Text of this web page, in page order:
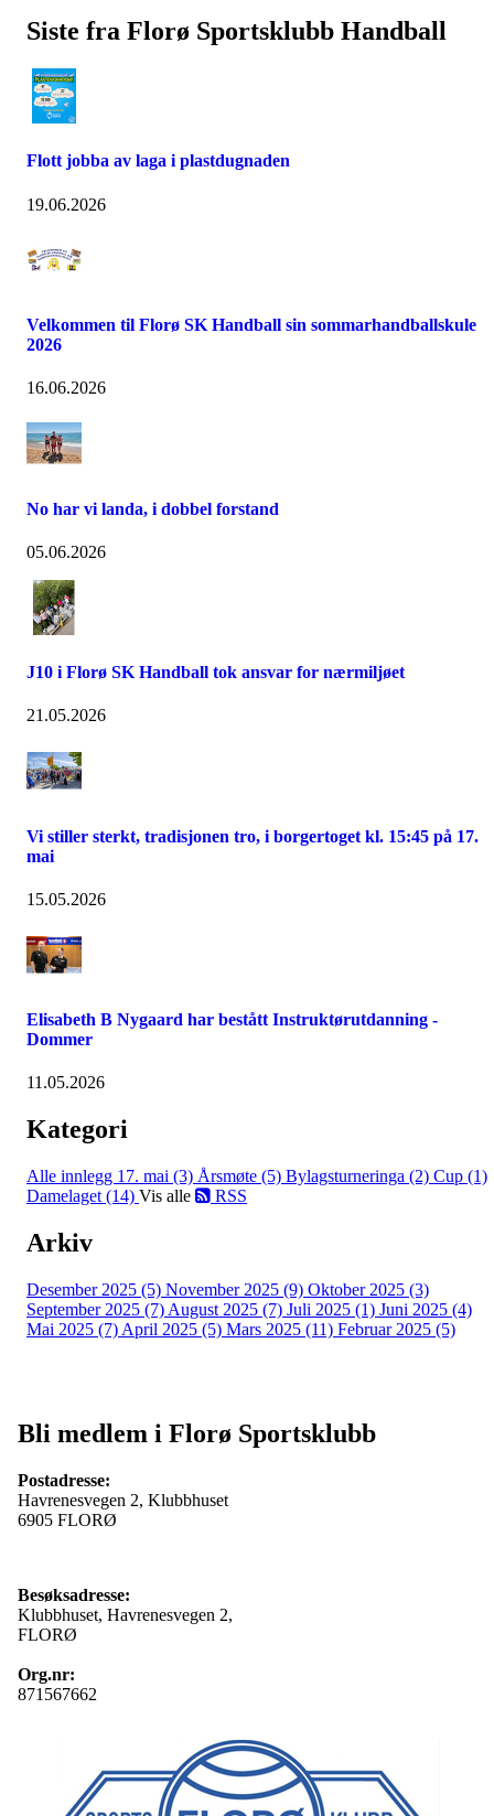
Siste fra Florø Sportsklubb Handball
Flott jobba av laga i plastdugnaden
19.06.2026
Velkommen til Florø SK Handball sin sommarhandballskule
2026
16.06.2026
No har vi landa, i dobbel forstand
05.06.2026
J10 i Florø SK Handball tok ansvar for nærmiljøet
21.05.2026
Vi stiller sterkt, tradisjonen tro, i borgertoget kl. 15:45 på 17.
mai
15.05.2026
Elisabeth B Nygaard har bestått Instruktørutdanning -
Dommer
11.05.2026
Kategori
Alle innlegg 17. mai (3) Årsmøte (5) Bylagsturneringa (2) Cup (1)
Damelaget (14) Vis alle RSS
Arkiv
Desember 2025 (5) November 2025 (9) Oktober 2025 (3)
September 2025 (7) August 2025 (7) Juli 2025 (1) Juni 2025 (4)
Mai 2025 (7) April 2025 (5) Mars 2025 (11) Februar 2025 (5)
Bli medlem i Florø Sportsklubb
Postadresse:
Havrenesvegen 2, Klubbhuset
6905 FLORØ
Besøksadresse:
Klubbhuset, Havrenesvegen 2,
FLORØ
Org.nr:
871567662